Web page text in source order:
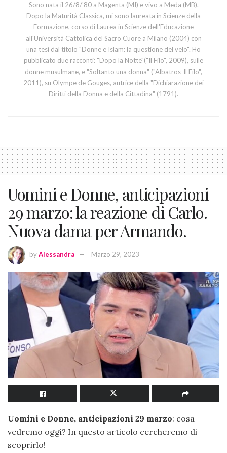
Sono nata il 26/8/'80 a Magenta (MI) e vivo a Meda (MB).
Dopo la Maturità Classica, mi sono laureata in Scienze della
Formazione, corso di Laurea in Scienze dell'Educazione
all'Università Cattolica del Sacro Cuore a Milano (2004) con
una tesi dal titolo "Donne e Islam: la questione del velo". Ho
pubblicato due racconti: "Dopo la Notte"("Il Filo", 2009), sulle
donne musulmane, e "Soltanto una donna" ("Albatros-Il Filo",
2011), su Olympe de Gouges, autrice della "Dichiarazione dei
Diritti della Donna e della Cittadina" (1791).
Uomini e Donne, anticipazioni
29 marzo: la reazione di Carlo.
Nuova dama per Armando.
byAlessandra Marzo 29, 2023
Uomini e Donne, anticipazioni 29 marzo: cosa
vedremo oggi? In questo articolo cercheremo di
scoprirlo!